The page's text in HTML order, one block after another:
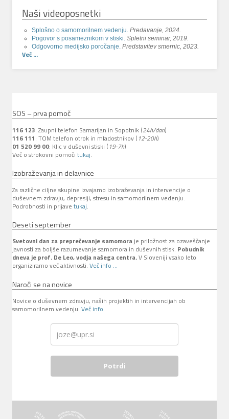
Naši videoposnetki
Splošno o samomorilnem vedenju. Predavanje, 2024.
Pogovor s posameznikom v stiski. Spletni seminar, 2019.
Odgovorno medijsko poročanje. Predstavitev smernic, 2023.
Več ...
SOS – prva pomoč
116 123: Zaupni telefon Samarijan in Sopotnik (24h/dan)
116 111: TOM telefon otrok in mladostnikov ( 12-20h)
01 520 99 00: Klic v duševni stiski ( 19-7h)
Več o strokovni pomoči tukaj.
Izobraževanja in delavnice
Za različne ciljne skupine izvajamo izobraževanja in intervencije o
duševnem zdravju, depresiji, stresu in samomorilnem vedenju.
Podrobnosti in prijave tukaj.
Deseti september
Svetovni dan za preprečevanje samomora je priložnost za ozaveščanje
javnosti za boljše razumevanje samomora in duševnih stisk. Pobudnik
dneva je prof. De Leo, vodja našega centra.V Sloveniji vsako leto
organiziramo več aktivnosti. Več info ...
Naroči se na novice
Novice o duševnem zdravju, naših projektih in intervencijah ob
samomorilnem vedenju. Več info.
Potrdi